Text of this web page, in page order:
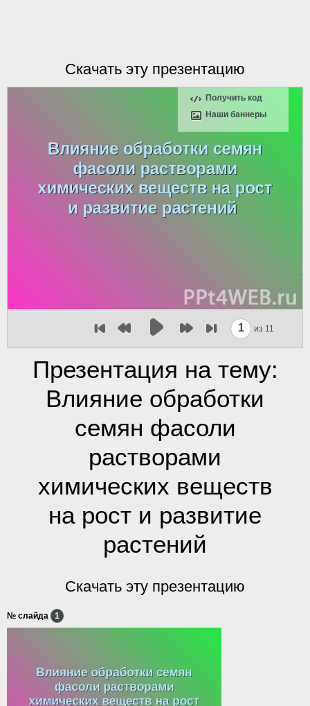
Скачать эту презентацию
Получить код
Наши баннеры
1 из 11
Презентация на тему:
Влияние обработки
семян фасоли
растворами
химических веществ
на рост и развитие
растений
Скачать эту презентацию
№ слайда 1